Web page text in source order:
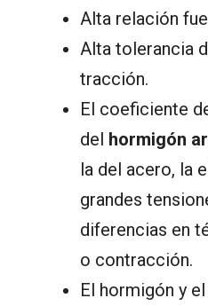
Alta relación
Alta tolerancia
tracción.
El coeficiente
del hormigón
la del acero, la
grandes
diferencias en
o contracción.
El hormigón y